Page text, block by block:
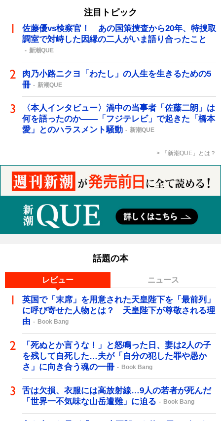
注目トピック
佐藤優vs検察官！ あの国策捜査から20年、特捜取
調室で対峙した因縁の二人がいま語り合ったこと
新潮QUE
肉乃小路ニクヨ「わたし」の人生を生きるための5
冊
新潮QUE
〈本人インタビュー〉渦中の当事者「佐藤二朗」は
何を語ったのか――「フジテレビ」で起きた「橋本
愛」とのハラスメント騒動
新潮QUE
「新潮QUE」とは？
話題の本
レビュー ニュース
英国で「末席」を用意された天皇陛下を「最前列」
に呼び寄せた人物とは？ 天皇陛下が尊敬される理
由
Book Bang
「死ぬとか言うな！」と怒鳴った日、妻は2人の子
を残して自死した…夫が「自分の犯した罪や愚か
さ」に向き合う魂の一冊
Book Bang
舌は欠損、衣服には高放射線…9人の若者が死んだ
「世界一不気味な山岳遭難」に迫る
Book Bang